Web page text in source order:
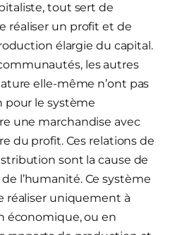
tout sert de
réaliser un profit et de
élargie du capital.
les autres
elle-même n’ont pas
pour le système
une marchandise avec
du profit. Ces relations de
sont la cause de
l’humanité. Ce système
réaliser uniquement à
économique, ou en